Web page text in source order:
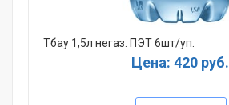
Тбау 1,5л негаз. ПЭТ 6шт/уп.
Цена: 420 руб.